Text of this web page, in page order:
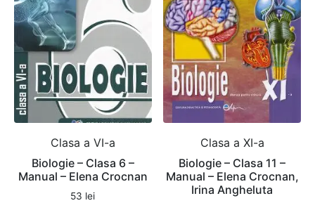
Clasa a VI-a
Biologie – Clasa 6 –
Manual – Elena Crocnan
53 lei
Clasa a XI-a
Biologie – Clasa 11 –
Manual – Elena Crocnan,
Irina Angheluta